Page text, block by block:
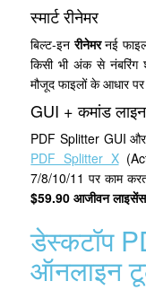
स्मार्ट रीनेमर
बिल्ट-इनरीनेमरनई
किसी भी अंक से नंबरिंग
मौजूद फाइलों के आधार
GUI + कमांड लाइन
PDF Splitter GUI और
PDF Splitter X
7/8/10/11 पर काम
$59.90 आजीवन
डेस्कटॉप
ऑनलाइन